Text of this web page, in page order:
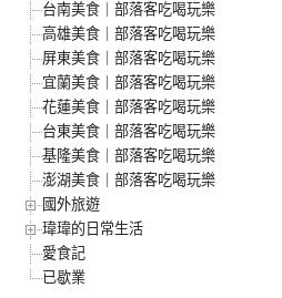
台南美食｜部落客吃喝玩樂
高雄美食｜部落客吃喝玩樂
屏東美食｜部落客吃喝玩樂
宜蘭美食｜部落客吃喝玩樂
花蓮美食｜部落客吃喝玩樂
台東美食｜部落客吃喝玩樂
基隆美食｜部落客吃喝玩樂
澎湖美食｜部落客吃喝玩樂
國外旅遊
瑋瑋的日常生活
愛食記
已歇業